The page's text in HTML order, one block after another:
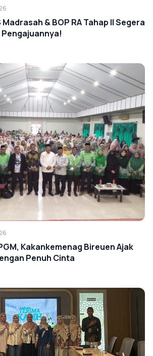
Madrasah & BOP RA Tahap II Segera
Pengajuannya!
Kakankemenag Bireuen Ajak
Penuh Cinta